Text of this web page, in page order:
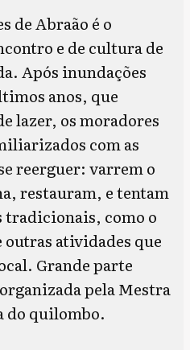
de Abraão é o
e de cultura de
Após inundações
anos, que
lazer, os moradores
com as
reerguer: varrem o
restauram, e tentam
tradicionais, como o
outras atividades que
Grande parte
pela Mestra
do quilombo.